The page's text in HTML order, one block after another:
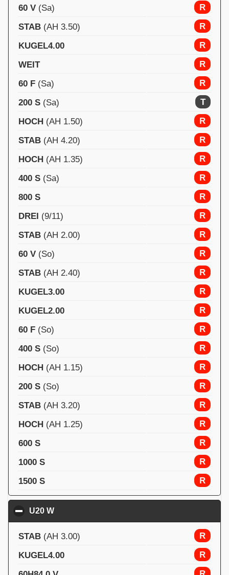
60 V (Sa)
R
STAB (AH 3.50)
R
KUGEL4.00
R
WEIT
R
60 F (Sa)
R
200 S (Sa)
T
HOCH (AH 1.50)
R
STAB (AH 4.20)
R
HOCH (AH 1.35)
R
400 S (Sa)
R
800 S
R
DREI (9/11)
R
STAB (AH 2.00)
R
60 V (So)
R
STAB (AH 2.40)
R
KUGEL3.00
R
KUGEL2.00
R
60 F (So)
R
400 S (So)
R
HOCH (AH 1.15)
R
200 S (So)
R
STAB (AH 3.20)
R
HOCH (AH 1.25)
R
600 S
R
1000 S
R
1500 S
R
U20 W
STAB (AH 3.00)
R
KUGEL4.00
R